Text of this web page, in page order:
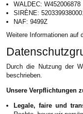
WALDEC: W452006878
SIRÈNE:
NAF: 9499Z
Weitere Informationen auf
Durch die Nutzung der
beschrieben.
Unsere Verpflichtungen
Legale, faire und